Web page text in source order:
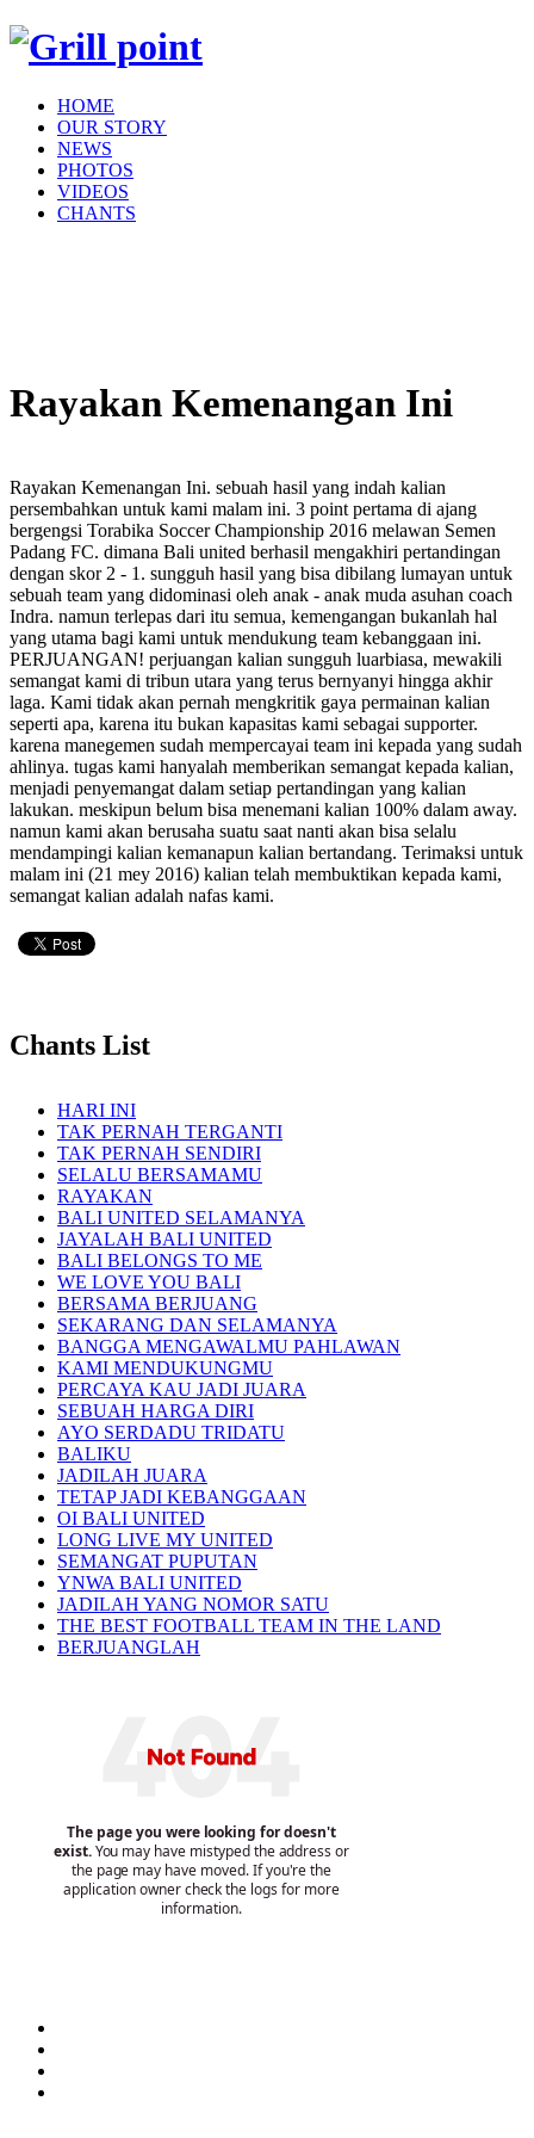
HOME
OUR STORY
NEWS
PHOTOS
VIDEOS
CHANTS
Rayakan Kemenangan Ini
Rayakan Kemenangan Ini. sebuah hasil yang indah kalian
persembahkan untuk kami malam ini. 3 point pertama di ajang
bergengsi Torabika Soccer Championship 2016 melawan Semen
Padang FC. dimana Bali united berhasil mengakhiri pertandingan
dengan skor 2 - 1. sungguh hasil yang bisa dibilang lumayan untuk
sebuah team yang didominasi oleh anak - anak muda asuhan coach
Indra. namun terlepas dari itu semua, kemengangan bukanlah hal
yang utama bagi kami untuk mendukung team kebanggaan ini.
PERJUANGAN! perjuangan kalian sungguh luarbiasa, mewakili
semangat kami di tribun utara yang terus bernyanyi hingga akhir
laga. Kami tidak akan pernah mengkritik gaya permainan kalian
seperti apa, karena itu bukan kapasitas kami sebagai supporter.
karena manegemen sudah mempercayai team ini kepada yang sudah
ahlinya. tugas kami hanyalah memberikan semangat kepada kalian,
menjadi penyemangat dalam setiap pertandingan yang kalian
lakukan. meskipun belum bisa menemani kalian 100% dalam away.
namun kami akan berusaha suatu saat nanti akan bisa selalu
mendampingi kalian kemanapun kalian bertandang. Terimaksi untuk
malam ini (21 mey 2016) kalian telah membuktikan kepada kami,
semangat kalian adalah nafas kami.
Chants List
HARI INI
TAK PERNAH TERGANTI
TAK PERNAH SENDIRI
SELALU BERSAMAMU
RAYAKAN
BALI UNITED SELAMANYA
JAYALAH BALI UNITED
BALI BELONGS TO ME
WE LOVE YOU BALI
BERSAMA BERJUANG
SEKARANG DAN SELAMANYA
BANGGA MENGAWALMU PAHLAWAN
KAMI MENDUKUNGMU
PERCAYA KAU JADI JUARA
SEBUAH HARGA DIRI
AYO SERDADU TRIDATU
BALIKU
JADILAH JUARA
TETAP JADI KEBANGGAAN
OI BALI UNITED
LONG LIVE MY UNITED
SEMANGAT PUPUTAN
YNWA BALI UNITED
JADILAH YANG NOMOR SATU
THE BEST FOOTBALL TEAM IN THE LAND
BERJUANGLAH